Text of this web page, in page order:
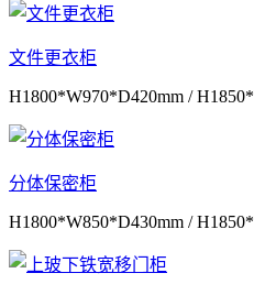
文件更衣柜
H1800*W970*D420mm /
分体保密柜
H1800*W850*D430mm /